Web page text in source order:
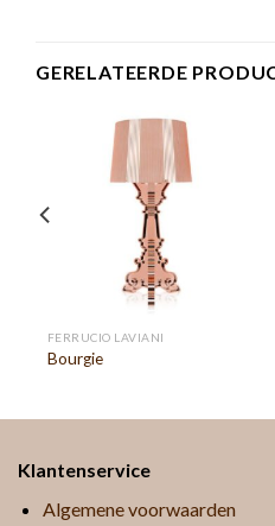
GERELATEERDE
FERRUCIO LAVIANI
Bourgie
Klantenservice
Algemene voorwaarden